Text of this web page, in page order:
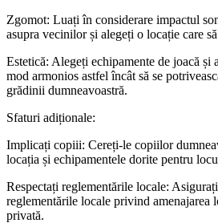
Zgomot: Luați în considerare impactul
asupra vecinilor și alegeți o locație care
Estetică: Alegeți echipamente de joacă și
mod armonios astfel încât să se
grădinii dumneavoastră.
Sfaturi adiționale:
Implicați copiii: Cereți-le copiilor
locația și echipamentele dorite pentru
Respectați reglementările locale:
reglementările locale privind amenajarea
privată.